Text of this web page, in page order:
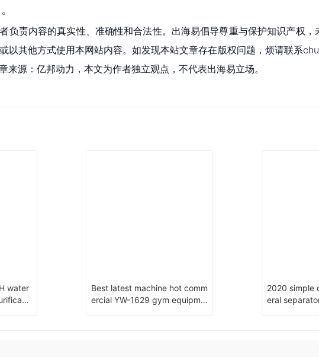
负责内容的真实性、准确性和合法性。出海易倡导尊重与保护知识产权
以其他方式使用本网站内容。如发现本站文章存在版权问题，烦请联系
来源：亿邦动力，本文为作者独立观点，不代表出海易立场。
water
Best latest machine hot comm
ercial YW-1629 gym equipme
2020 simple
eral